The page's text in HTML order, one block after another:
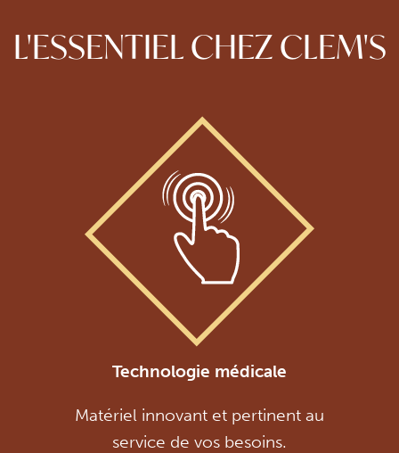
L'ESSENTIEL CHEZ CLEM'S
Technologie médicale
Matériel innovant et pertinent au
service de vos besoins.